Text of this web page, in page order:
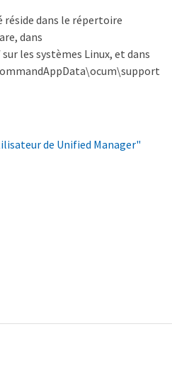
réside dans le répertoire
dans
les systèmes Linux, et dans
de Unified Manager"